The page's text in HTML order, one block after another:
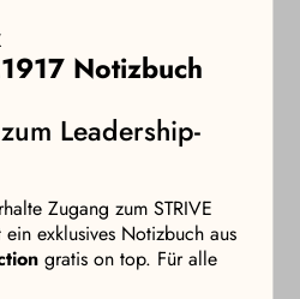
Abos
Notizbuch
Leadership-
Zugang zum STRIVE
exklusives Notizbuch aus
gratis on top. Für alle